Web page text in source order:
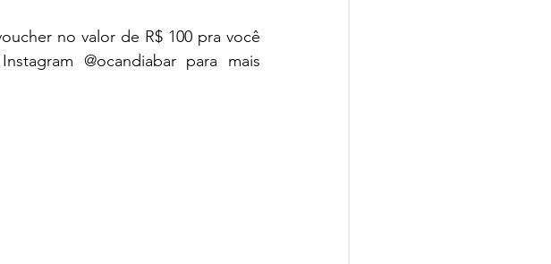
no valor de R$ 100 pra você
@ocandiabar para mais